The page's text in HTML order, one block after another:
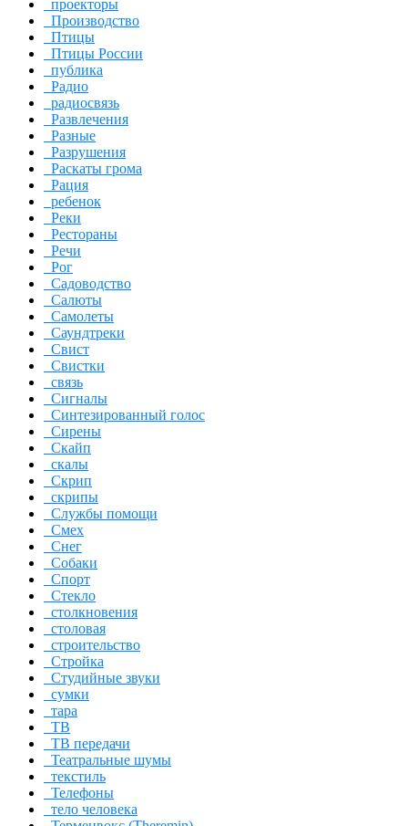
проекторы
Производство
Птицы
Птицы России
публика
Радио
радиосвязь
Развлечения
Разные
Разрушения
Раскаты грома
Рация
ребенок
Реки
Рестораны
Речи
Рог
Садоводство
Салюты
Самолеты
Саундтреки
Свист
Свистки
связь
Сигналы
Синтезированный голос
Сирены
Скайп
скалы
Скрип
скрипы
Службы помощи
Смех
Снег
Собаки
Спорт
Стекло
столкновения
столовая
строительство
Стройка
Студийные звуки
сумки
тара
ТВ
ТВ передачи
Театральные шумы
текстиль
Телефоны
тело человека